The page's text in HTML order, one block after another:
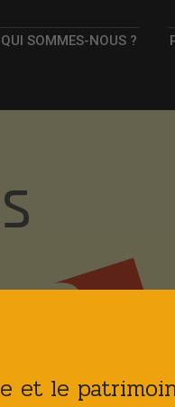
QUI SOMMES-NOUS ?
et le